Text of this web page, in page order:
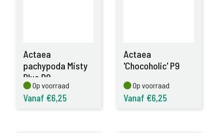
Actaea
pachypoda Misty
Blue P9
Op voorraad
Op voorraad
Vanaf €6,25
Actaea
'Chocoholic' P9
Op voorraad
Op voorraad
Vanaf €6,25